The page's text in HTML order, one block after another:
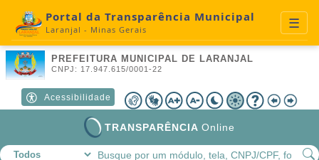
Portal da Transparência Municipal
Laranjal - Minas Gerais ☰
A+ A- 🌙 ☀️ Contraste Libras Redefinir
PREFEITURA MUNICIPAL DE LARANJAL
CNPJ: 17.947.615/0001-22
Acessibilidade
TRANSPARÊNCIA Online